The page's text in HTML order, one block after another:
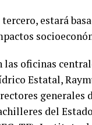
tercero, estará
las oficinas
Estatal,
generales
del